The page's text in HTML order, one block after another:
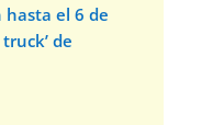
el 6 de
de